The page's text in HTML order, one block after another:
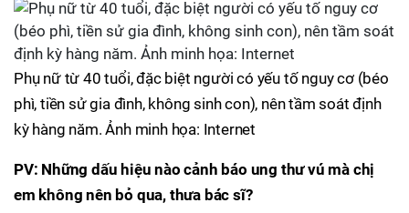
Phụ nữ từ 40 tuổi, đặc biệt người có yếu tố nguy cơ (béo
phì, tiền sử gia đình, không sinh con), nên tầm soát định
kỳ hàng năm. Ảnh minh họa: Internet
PV: Những dấu hiệu nào cảnh báo ung thư vú mà chị
em không nên bỏ qua, thưa bác sĩ?